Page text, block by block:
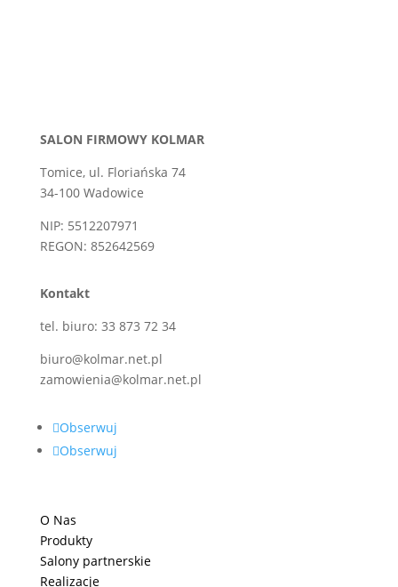
SALON FIRMOWY KOLMAR
Tomice, ul. Floriańska 74
34-100 Wadowice
NIP: 5512207971
REGON: 852642569
Kontakt
tel. biuro: 33 873 72 34
biuro@kolmar.net.pl
zamowienia@kolmar.net.pl
Obserwuj
Obserwuj
O Nas
Produkty
Salony partnerskie
Realizacje